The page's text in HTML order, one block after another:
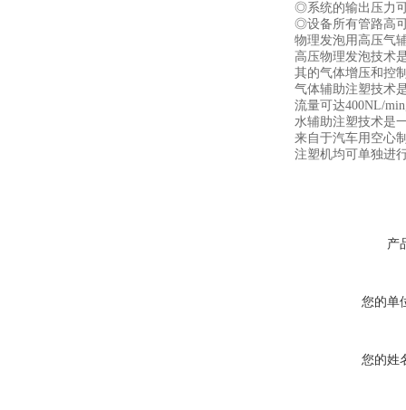
◎系统的输出压力
◎设备所有管路高
物理发泡用高压气
高压物理发泡技术
其的气体增压和控
气体辅助注塑技术
流量可达400NL/
水辅助注塑技术是
来自于汽车用空心
注塑机均可单独进
产
您的单
您的姓